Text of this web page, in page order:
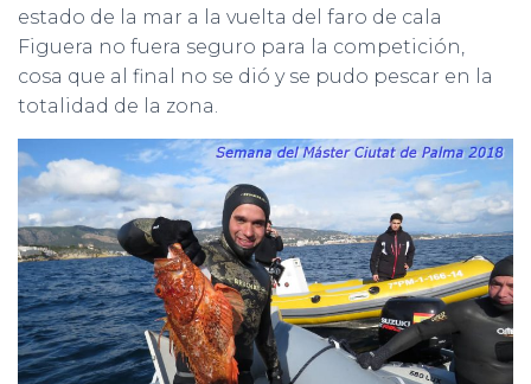
estado de la mar a la vuelta del faro de cala
Figuera no fuera seguro para la competición,
cosa que al final no se dió y se pudo pescar en la
totalidad de la zona.